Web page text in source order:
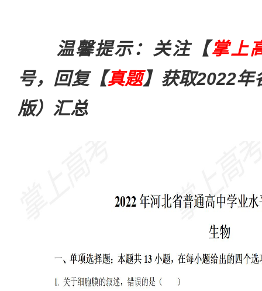
温馨提示：关注【掌上
号，回复【真题】获取2022年
版）汇总